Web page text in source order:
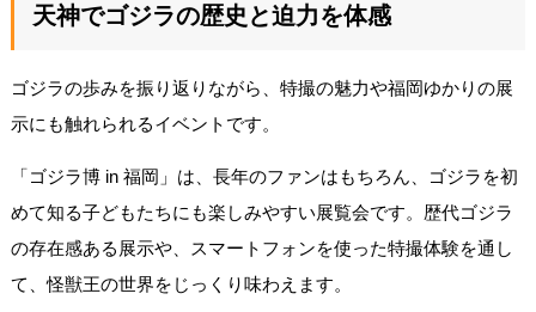
天神でゴジラの歴史と迫力を体感
ゴジラの歩みを振り返りながら、特撮の魅力や福岡ゆかりの展
示にも触れられるイベントです。
「ゴジラ博 in 福岡」は、長年のファンはもちろん、ゴジラを初
めて知る子どもたちにも楽しみやすい展覧会です。歴代ゴジラ
の存在感ある展示や、スマートフォンを使った特撮体験を通し
て、怪獣王の世界をじっくり味わえます。